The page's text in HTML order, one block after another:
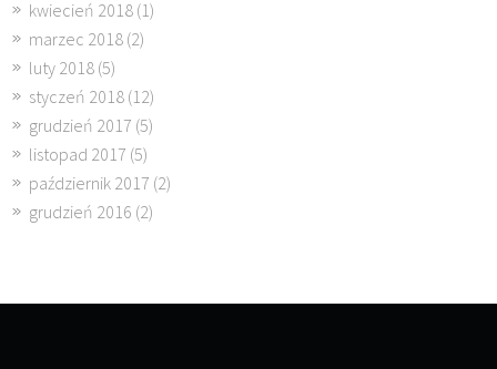
kwiecień 2018 (1)
marzec 2018 (2)
luty 2018 (5)
styczeń 2018 (12)
grudzień 2017 (5)
listopad 2017 (5)
październik 2017 (2)
grudzień 2016 (2)